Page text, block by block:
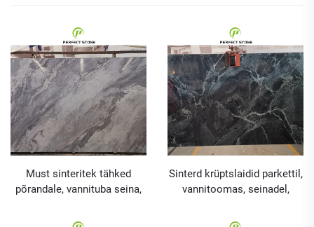
Must sinteritek tähked
põrandale, vannituba seina,
Sinterd krüptslaidid parkettil,
vannitoomas, seinadel,
köögipööreplaatidel